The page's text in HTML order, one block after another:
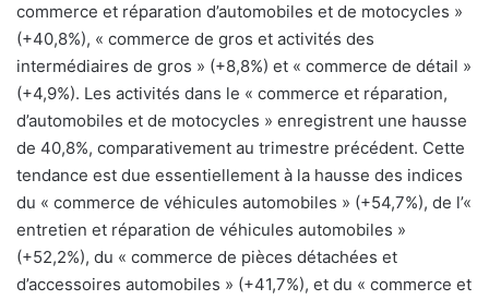
commerce et réparation d’automobiles et de motocycles »
(+40,8%), « commerce de gros et activités des
intermédiaires de gros » (+8,8%) et « commerce de détail »
(+4,9%). Les activités dans le « commerce et réparation,
d’automobiles et de motocycles » enregistrent une hausse
de 40,8%, comparativement au trimestre précédent. Cette
tendance est due essentiellement à la hausse des indices
du « commerce de véhicules automobiles » (+54,7%), de l’«
entretien et réparation de véhicules automobiles »
(+52,2%), du « commerce de pièces détachées et
d’accessoires automobiles » (+41,7%), et du « commerce et